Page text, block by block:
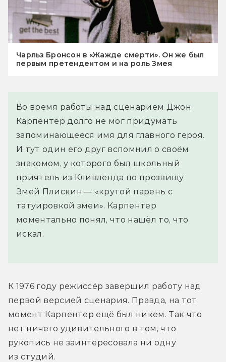
Чарльз Бронсон в «Жажде смерти». Он же был
первым претендентом и на роль Змея
Во время работы над сценарием Джон
Карпентер долго не мог придумать
запоминающееся имя для главного героя.
И тут один его друг вспомнил о своём
знакомом, у которого был школьный
приятель из Кливленда по прозвищу
Змей Плискин — «крутой парень с
татуировкой змеи». Карпентер
моментально понял, что нашёл то, что
искал.
К 1976 году режиссёр завершил работу над
первой версией сценария. Правда, на тот
момент Карпентер ещё был никем. Так что
нет ничего удивительного в том, что
рукопись не заинтересовала ни одну
из студий.